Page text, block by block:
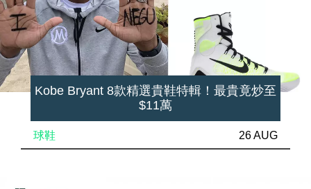
Kobe Bryant 8款精選貴鞋特輯！最貴竟炒至
$11萬
球鞋 26 AUG